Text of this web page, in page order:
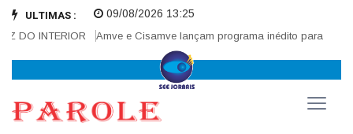
ULTIMAS :
DO INTERIOR Amve e Cisamve lançam programa inédito para
09/08/2026 13:25